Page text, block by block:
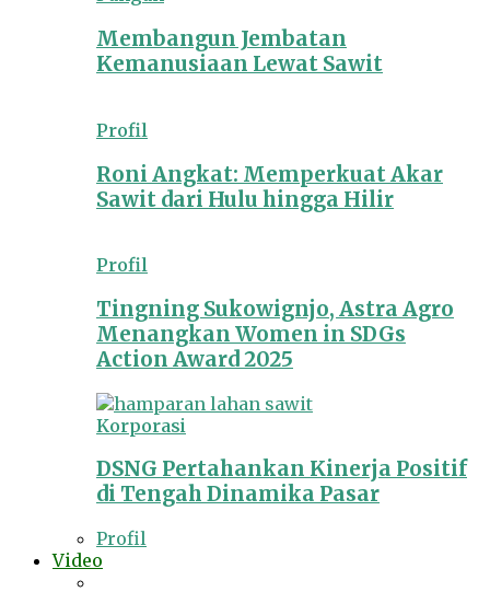
Membangun Jembatan
Kemanusiaan Lewat Sawit
Profil
Roni Angkat: Memperkuat Akar
Sawit dari Hulu hingga Hilir
Profil
Tingning Sukowignjo, Astra Agro
Menangkan Women in SDGs
Action Award 2025
Korporasi
DSNG Pertahankan Kinerja Positif
di Tengah Dinamika Pasar
Profil
Video